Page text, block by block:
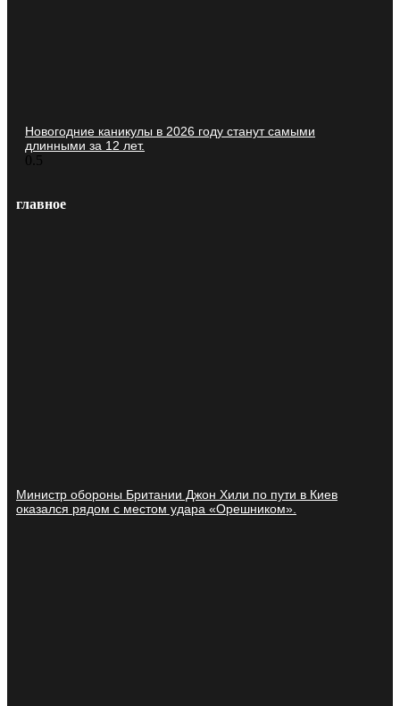
Новогодние каникулы в 2026 году станут самыми
длинными за 12 лет.
главное
Министр обороны Британии Джон Хили по пути в Киев
оказался рядом с местом удара «Орешником».